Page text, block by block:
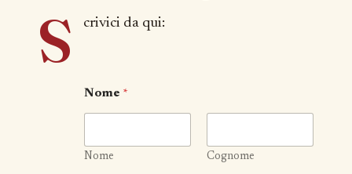
S crivici da qui:
Nome *
Nome Cognome